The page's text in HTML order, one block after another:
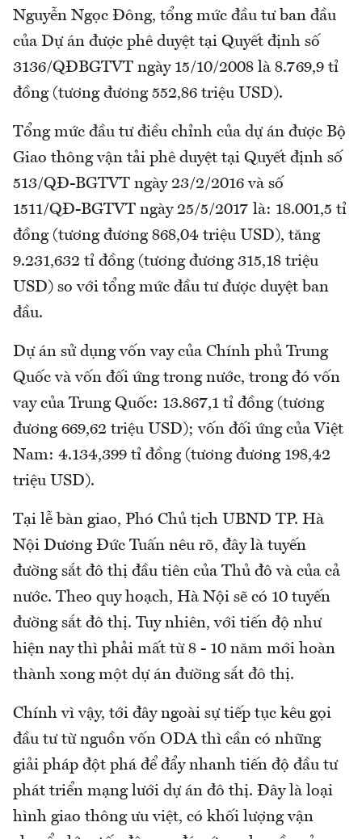
Nguyễn Ngọc Đông, tổng mức đầu tư ban đầu
của Dự án được phê duyệt tại Quyết định số
3136/QĐBGTVT ngày 15/10/2008 là 8.769,9 tỉ
đồng (tương đương 552,86 triệu USD).
Tổng mức đầu tư điều chỉnh của dự án được Bộ
Giao thông vận tải phê duyệt tại Quyết định số
513/QĐ-BGTVT ngày 23/2/2016 và số
1511/QĐ-BGTVT ngày 25/5/2017 là: 18.001,5 tỉ
đồng (tương đương 868,04 triệu USD), tăng
9.231,632 tỉ đồng (tương đương 315,18 triệu
USD) so với tổng mức đầu tư được duyệt ban
đầu.
Dự án sử dụng vốn vay của Chính phủ Trung
Quốc và vốn đối ứng trong nước, trong đó vốn
vay của Trung Quốc: 13.867,1 tỉ đồng (tương
đương 669,62 triệu USD); vốn đối ứng của Việt
Nam: 4.134,399 tỉ đồng (tương đương 198,42
triệu USD).
Tại lễ bàn giao, Phó Chủ tịch UBND TP. Hà
Nội Dương Đức Tuấn nêu rõ, đây là tuyến
đường sắt đô thị đầu tiên của Thủ đô và của cả
nước. Theo quy hoạch, Hà Nội sẽ có 10 tuyến
đường sắt đô thị. Tuy nhiên, với tiến độ như
hiện nay thì phải mất từ 8 - 10 năm mới hoàn
thành xong một dự án đường sắt đô thị.
Chính vì vậy, tới đây ngoài sự tiếp tục kêu gọi
đầu tư từ nguồn vốn ODA thì cần có những
giải pháp đột phá để đẩy nhanh tiến độ đầu tư
phát triển mạng lưới dự án đô thị. Đây là loại
hình giao thông ưu việt, có khối lượng vận